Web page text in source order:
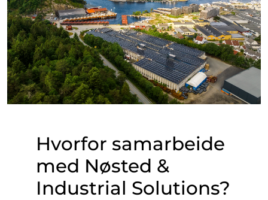
Hvorfor samarbeide
med Nøsted &
Industrial Solutions?